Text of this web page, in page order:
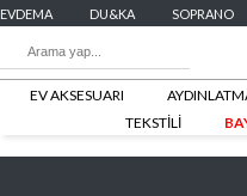
EVDEMA DU&KA SOPRANO
EV AKSESUARI
TEKSTİLİ